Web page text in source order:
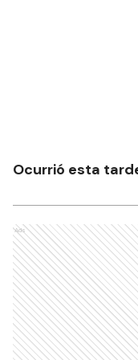
Ocurrió esta
Ads